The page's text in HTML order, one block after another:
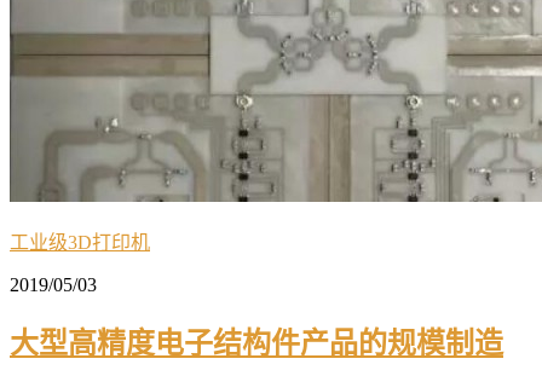
工业级3D打印机
2019/05/03
大型高精度电子结构件产品的规模制造